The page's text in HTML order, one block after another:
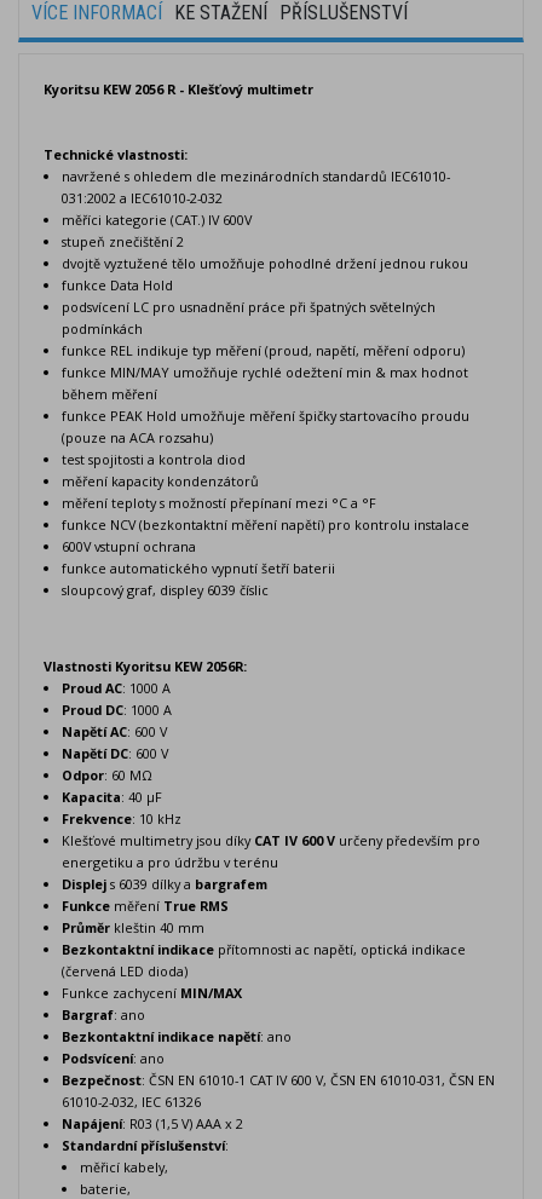
VÍCE INFORMACÍ KE STAŽENÍ PŘÍSLUŠENSTVÍ
Kyoritsu KEW 2056 R - Klešťový multimetr
Technické vlastnosti:
navržené s ohledem dle mezinárodních standardů IEC61010-
031:2002 a IEC61010-2-032
měříci kategorie (CAT.) IV 600V
stupeň znečištění 2
dvojtě vyztužené tělo umožňuje pohodlné držení jednou rukou
funkce Data Hold
podsvícení LC pro usnadnění práce při špatných světelných
podmínkách
funkce REL indikuje typ měření (proud, napětí, měření odporu)
funkce MIN/MAY umožňuje rychlé odežtení min & max hodnot
během měření
funkce PEAK Hold umožňuje měření špičky startovacího proudu
(pouze na ACA rozsahu)
test spojitosti a kontrola diod
měření kapacity kondenzátorů
měření teploty s možností přepínaní mezi °C a °F
funkce NCV (bezkontaktní měření napětí) pro kontrolu instalace
600V vstupní ochrana
funkce automatického vypnutí šetří baterii
sloupcový graf, displey 6039 číslic
Vlastnosti Kyoritsu KEW 2056R:
Proud AC: 1000 A
Proud DC: 1000 A
Napětí AC: 600 V
Napětí DC: 600 V
Odpor: 60 MΩ
Kapacita: 40 µF
Frekvence: 10 kHz
Klešťové multimetry jsou díky CAT IV 600 V určeny především pro
energetiku a pro údržbu v terénu
Displej s 6039 dílky a bargrafem
Funkce měření True RMS
Průměr kleštin 40 mm
Bezkontaktní indikace přítomnosti ac napětí, optická indikace
(červená LED dioda)
Funkce zachycení MIN/MAX
Bargraf: ano
Bezkontaktní indikace napětí: ano
Podsvícení: ano
Bezpečnost: ČSN EN 61010-1 CAT IV 600 V, ČSN EN 61010-031, ČSN EN
61010-2-032, IEC 61326
Napájení: R03 (1,5 V) AAA x 2
Standardní příslušenství:
měřicí kabely,
baterie,